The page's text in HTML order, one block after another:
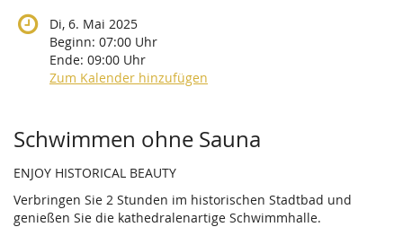
Di, 6. Mai 2025
Beginn: 07:00 Uhr
Ende: 09:00 Uhr
Zum Kalender hinzufügen
Produkte
Schwimmen ohne Sauna
ENJOY HISTORICAL BEAUTY
Verbringen Sie 2 Stunden im historischen Stadtbad und
genießen Sie die kathedralenartige Schwimmhalle.